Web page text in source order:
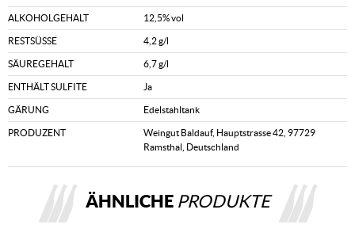
ALKOHOLGEHALT 12,5% vol
RESTSÜSSE 4,2 g/l
SÄUREGEHALT 6,7 g/l
ENTHÄLT SULFITE Ja
GÄRUNG Edelstahltank
PRODUZENT
Weingut Baldauf, Hauptstrasse 42, 97729
Ramsthal, Deutschland
ÄHNLICHE PRODUKTE